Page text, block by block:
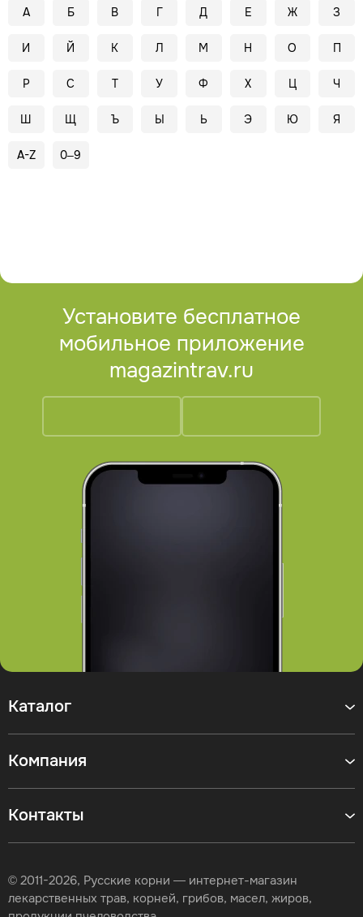
А Б В Г Д Е Ж З
И Й К Л М Н О П
Р С Т У Ф Х Ц Ч
Ш Щ Ъ Ы Ь Э Ю Я
A-Z 0–9
Установите бесплатное
мобильное приложение
magazintrav.ru
Контакты
Каталог
Компания
© 2011-2026, Русские корни — интернет-магазин
лекарственных трав, корней, грибов, масел, жиров,